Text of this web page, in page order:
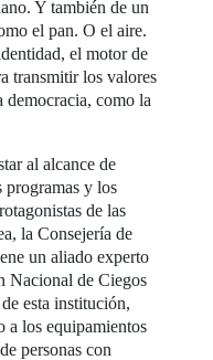
Y también de un
el pan. O el aire.
el motor de
transmitir los valores
democracia, como la
al alcance de
programas y los
de las
la Consejería de
un aliado experto
Nacional de Ciegos
esta institución,
a los equipamientos
personas con